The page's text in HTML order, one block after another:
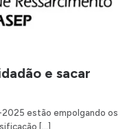
e sacar
2025 estão empolgando os
[…]